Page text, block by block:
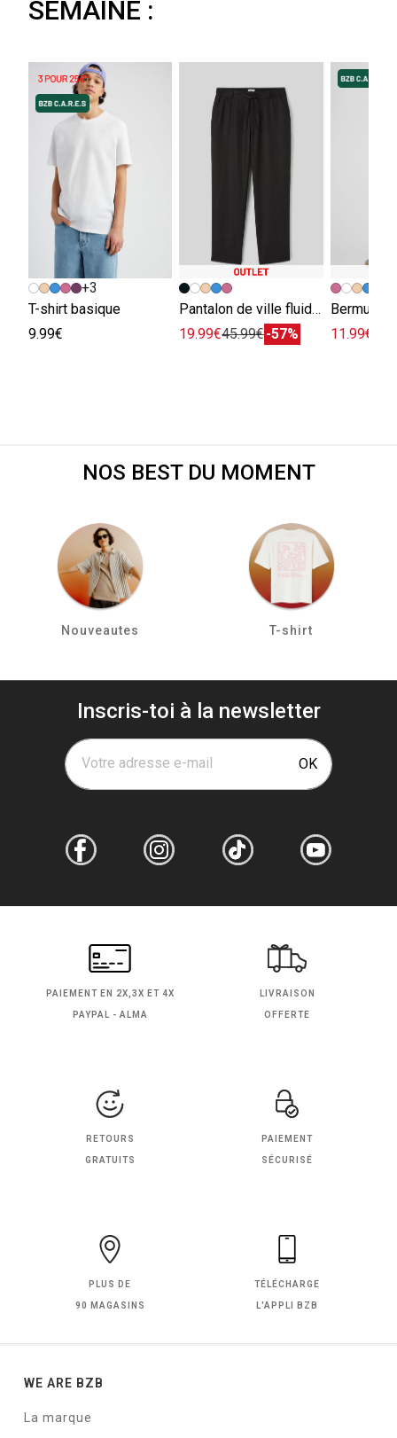
SEMAINE :
+3
T-shirt basique
9.99€
Pantalon de ville fluide viscose lin
19.99€45.99€-57%
Bermuda
11.99€
NOS BEST DU MOMENT
Nouveautes T-shirt
Inscris-toi à la newsletter
Votre adresse e-mail OK
PAIEMENT EN 2X,3X ET 4X
PAYPAL - ALMA
LIVRAISON
OFFERTE
RETOURS
GRATUITS
PAIEMENT
SÉCURISÉ
PLUS DE
90 MAGASINS
TÉLÉCHARGE
L'APPLI BZB
WE ARE BZB
La marque